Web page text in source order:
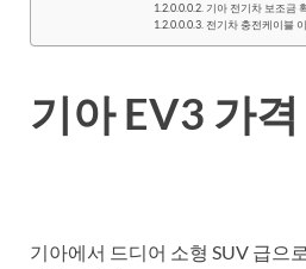
기아 전기차 보조금
전기차 충전케이블
기아 EV3 가격
기아에서 드디어 소형 SUV 급으